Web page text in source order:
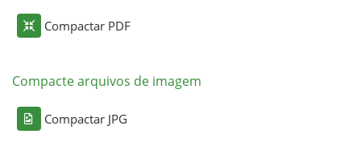
Compactar PDF
Compacte arquivos de imagem
Compactar JPG